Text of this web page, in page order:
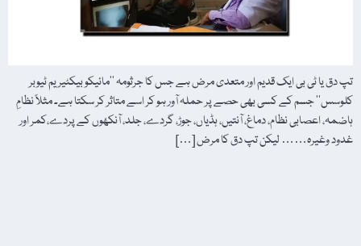
تپ دق یا ٹی بی ایک قدیم اور متعدی مرض ہے جس کا جرثومہ ’’مائیکو بیکٹیریم ٹیوبر
کلوسس‘‘ جسم کے کسی بھی حصے پر حملہ آور ہو کر اسے متاثر کر سکتا ہے۔ مثلاً نظامِ
ہاضمہ، اعصابی نظام، دماغ، آنتیں، ہڈیاں، جوڑ، گردے، جلد، آنکھوں کے پردے،کمر اور
غدود وغیرہ…… لیکن تپ دق کا مرض […]